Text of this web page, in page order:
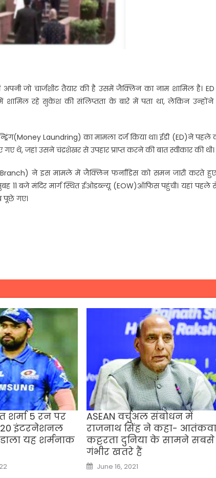
जो चार्जशीट तैयार की है उसमें जैक्लिन का नाम शामिल है।
शामिल रहे सुकेश की संलिप्तता के बारे में पता था, लेकिन
Laundring) का मामला दर्ज किया था। ईडी (ED)ने पहले
जहां उसने चंद्रशेखर से उपहार प्राप्त करने की बात स्वीकार की थी।
ने इस मामले में जैक्लिन फर्नांडिस को समन जारी करते
11 बजे मंदिर मार्ग स्थित ईओडब्ल्यू (EOW)ऑफिस पहुंची। यहां पहले
पूछे गए।
शर्मा 5 रन पर
इंटरनेशनल
यह शर्मनाक
ASEAN वर्चुअल संबोधन में
राजनाथ सिंह ने कहा-
कट्टरता दुनिया के सामने सबसे
गंभीर खतरे हैं
Posted
on
June 16, 2021